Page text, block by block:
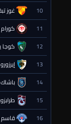
10 غوز
11 كورام
12 كوجا
13
14
15
16 قاسم